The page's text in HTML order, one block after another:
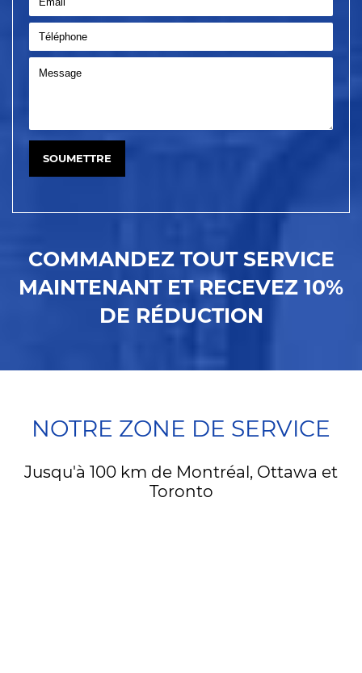
COMMANDEZ TOUT SERVICE
MAINTENANT ET RECEVEZ 10%
DE RÉDUCTION
NOTRE ZONE DE SERVICE
Jusqu'à 100 km de Montréal, Ottawa et
Toronto